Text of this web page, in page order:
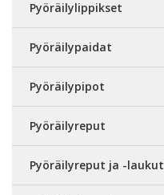
Pyöräilylippikset
Pyöräilypaidat
Pyöräilypipot
Pyöräilyreput
Pyöräilyreput ja -laukut